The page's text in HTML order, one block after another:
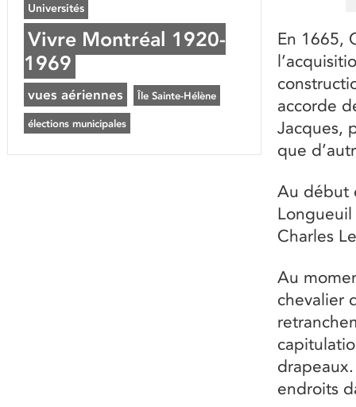
En 1665,
accorde
Jacques,
que
Au début
Charles
Au
chevalier
endroits
Universités
Vivre Montréal 1920-
1969
vues aériennes Île Sainte-Hélène
élections municipales